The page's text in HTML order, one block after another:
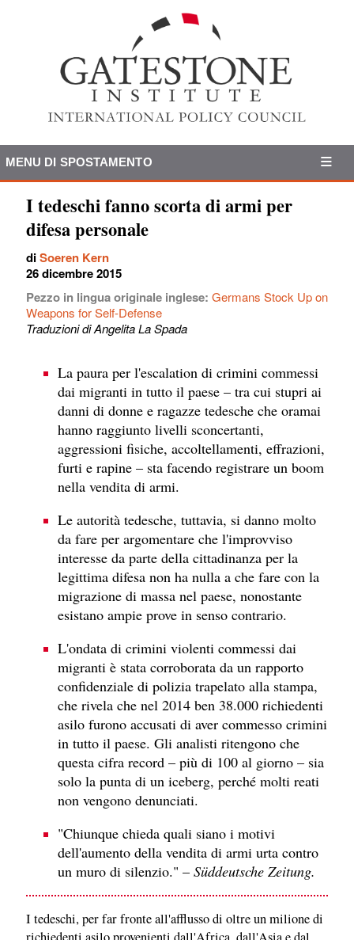
MENU DI SPOSTAMENTO
I tedeschi fanno scorta di armi per
difesa personale
diSoeren Kern
26 dicembre 2015
Pezzo in lingua originale inglese: Germans Stock Up on
Weapons for Self-Defense
Traduzioni di Angelita La Spada
La paura per l'escalation di crimini commessi
dai migranti in tutto il paese – tra cui stupri ai
danni di donne e ragazze tedesche che oramai
hanno raggiunto livelli sconcertanti,
aggressioni fisiche, accoltellamenti, effrazioni,
furti e rapine – sta facendo registrare un boom
nella vendita di armi.
Le autorità tedesche, tuttavia, si danno molto
da fare per argomentare che l'improvviso
interesse da parte della cittadinanza per la
legittima difesa non ha nulla a che fare con la
migrazione di massa nel paese, nonostante
esistano ampie prove in senso contrario.
L'ondata di crimini violenti commessi dai
migranti è stata corroborata da un rapporto
confidenziale di polizia trapelato alla stampa,
che rivela che nel 2014 ben 38.000 richiedenti
asilo furono accusati di aver commesso crimini
in tutto il paese. Gli analisti ritengono che
questa cifra record – più di 100 al giorno – sia
solo la punta di un iceberg, perché molti reati
non vengono denunciati.
"Chiunque chieda quali siano i motivi
dell'aumento della vendita di armi urta contro
un muro di silenzio." – Süddeutsche Zeitung.
I tedeschi, per far fronte all'afflusso di oltre un milione di